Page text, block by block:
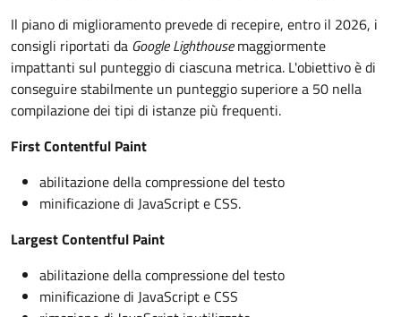
Il piano di miglioramento prevede di recepire, entro il 2026, i
consigli riportati da Google Lighthousemaggiormente
impattanti sul punteggio di ciascuna metrica. L'obiettivo è di
conseguire stabilmente un punteggio superiore a 50 nella
compilazione dei tipi di istanze più frequenti.
First Contentful Paint
abilitazione della compressione del testo
minificazione di JavaScript e CSS.
Largest Contentful Paint
abilitazione della compressione del testo
minificazione di JavaScript e CSS